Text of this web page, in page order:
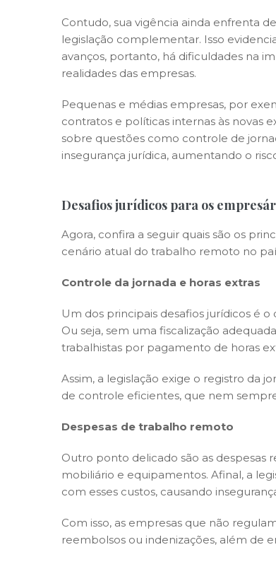
Contudo, sua vigência ainda enfrenta
legislação complementar. Isso
avanços, portanto, há dificuldades na
realidades das empresas.
Pequenas e médias empresas, por
contratos e políticas internas às novas
sobre questões como controle de
insegurança jurídica, aumentando o
Desafios jurídicos para os
Agora, confira a seguir quais são os
cenário atual do trabalho remoto no
Controle da jornada e horas extras
Um dos principais desafios jurídicos é
Ou seja, sem uma fiscalização
trabalhistas por pagamento de horas
Assim, a legislação exige o registro da
de controle eficientes, que nem
Despesas de trabalho remoto
Outro ponto delicado são as
mobiliário e equipamentos. Afinal, a
com esses custos, causando
Com isso, as empresas que não
reembolsos ou indenizações, além de